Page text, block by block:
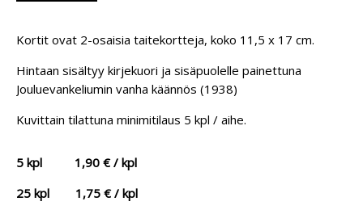
Kortit ovat 2-osaisia taitekortteja, koko 11,5 x 17 cm.
Hintaan sisältyy kirjekuori ja sisäpuolelle painettuna
Jouluevankeliumin vanha käännös (1938)
Kuvittain tilattuna minimitilaus 5 kpl / aihe.
5 kpl 1,90 € / kpl
25 kpl 1,75 € / kpl